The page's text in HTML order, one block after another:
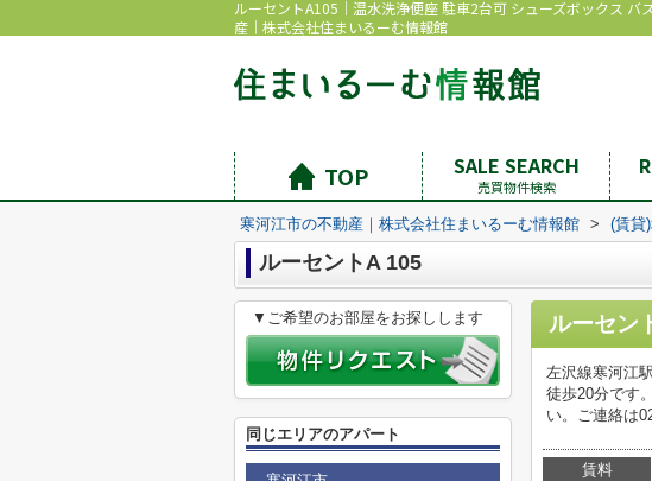
ルーセントA105｜温水洗浄便座 駐車2台可 シューズボックス バ
産｜株式会社住まいるーむ情報館
TOP SALE SEARCH
売買物件検索
寒河江市の不動産｜株式会社住まいるーむ情報館 > (賃貸
ルーセントA 105
ルーセン
左沢線寒河江
徒歩20分です
い。ご連絡は
賃料
▼ご希望のお部屋をお探しします
同じエリアのアパート